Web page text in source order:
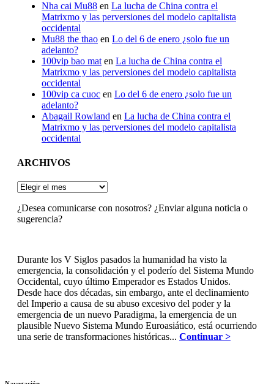
Nha cai Mu88 en La lucha de China contra el
Matrixmo y las perversiones del modelo capitalista
occidental
Mu88 the thao en Lo del 6 de enero ¿solo fue un
adelanto?
100vip bao maten La lucha de China contra el
Matrixmo y las perversiones del modelo capitalista
occidental
100vip ca cuoc en Lo del 6 de enero ¿solo fue un
adelanto?
Abagail Rowland en La lucha de China contra el
Matrixmo y las perversiones del modelo capitalista
occidental
ARCHIVOS
ARCHIVOS
¿Desea comunicarse con nosotros? ¿Enviar alguna noticia o
sugerencia?
Durante los V Siglos pasados la humanidad ha visto la
emergencia, la consolidación y el poderío del Sistema Mundo
Occidental, cuyo último Emperador es Estados Unidos.
Desde hace dos décadas, sin embargo, ante el declinamiento
del Imperio a causa de su abuso excesivo del poder y la
emergencia de un nuevo Paradigma, la emergencia de un
plausible Nuevo Sistema Mundo Euroasiático, está ocurriendo
una serie de transformaciones históricas... Continuar >